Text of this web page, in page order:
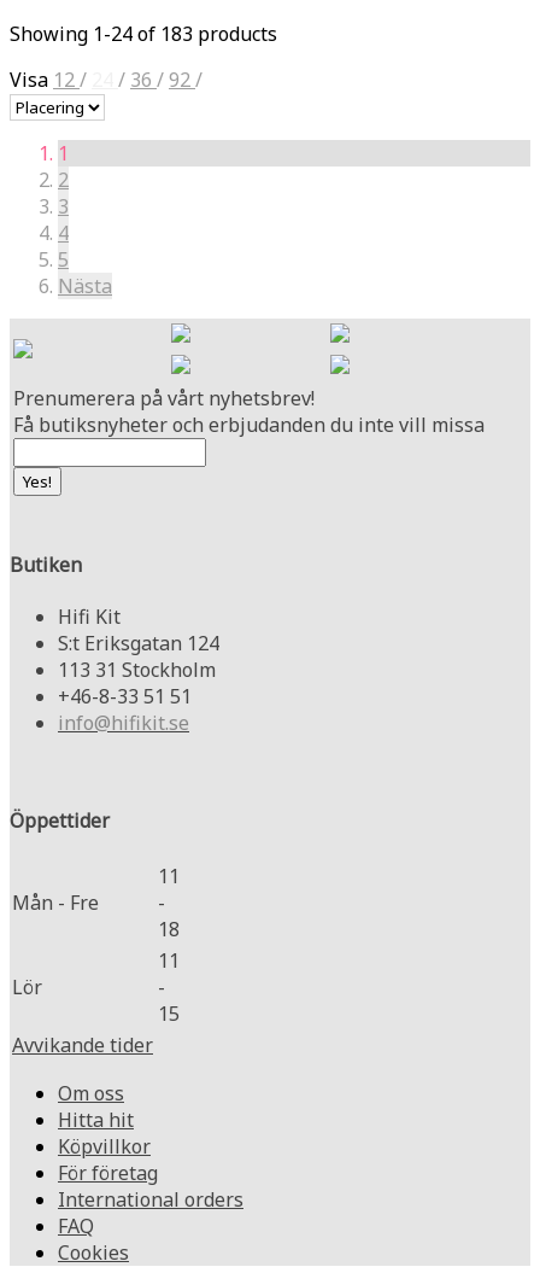
Showing 1-24 of 183 products
Visa 12/ / 36 /92/
1
2
3
4
5
Nästa
Prenumerera på vårt nyhetsbrev!
Få butiksnyheter och erbjudanden du inte vill missa
Butiken
Hifi Kit
S:t Eriksgatan 124
113 31 Stockholm
+46-8-33 51 51
info@hifikit.se
Öppettider
Mån - Fre
11
-
18
Lör
11
-
15
Avvikande tider
Om oss
Hitta hit
Köpvillkor
För företag
International orders
FAQ
Cookies